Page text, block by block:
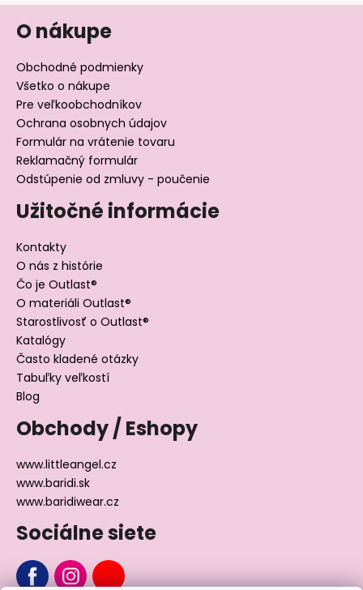
O nákupe
Obchodné podmienky
Všetko o nákupe
Pre veľkoobchodníkov
Ochrana osobnych údajov
Formulár na vrátenie tovaru
Reklamačný formulár
Odstúpenie od zmluvy - poučenie
Užitočné informácie
Kontakty
O nás z histórie
Čo je Outlast®
O materiáli Outlast®
Starostlivosť o Outlast®
Katalógy
Často kladené otázky
Tabuľky veľkostí
Blog
Obchody / Eshopy
www.littleangel.cz
www.baridi.sk
www.baridiwear.cz
Sociálne siete